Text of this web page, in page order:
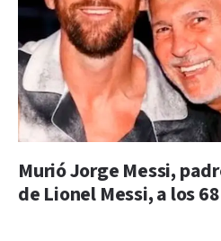
Murió Jorge Messi,
de Lionel Messi, a los